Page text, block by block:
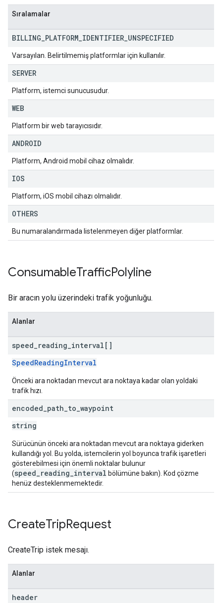
Sıralamalar
BILLING PLATFORM IDENTIFIER UNSPECIFIED
Varsayılan. Belirtilmemiş platformlar için kullanılır.
SERVER
Platform, istemci sunucusudur.
WEB
Platform bir web tarayıcısıdır.
ANDROID
Platform, Android mobil cihaz olmalıdır.
IOS
Platform, iOS mobil cihazı olmalıdır.
OTHERS
Bu numaralandırmada listelenmeyen diğer platformlar.
ConsumableTrafficPolyline
Bir aracın yolu üzerindeki trafik yoğunluğu.
Alanlar
speed reading interval[]
SpeedReadingInterval
Önceki ara noktadan mevcut ara noktaya kadar olan yoldaki
trafik hızı.
encoded path to waypoint
string
Sürücünün önceki ara noktadan mevcut ara noktaya giderken
kullandığı yol. Bu yolda, istemcilerin yol boyunca trafik işaretleri
gösterebilmesi için önemli noktalar bulunur
(speed_reading_interval bölümüne bakın). Kod çözme
henüz desteklenmemektedir.
CreateTripRequest
CreateTrip istek mesajı.
Alanlar
header